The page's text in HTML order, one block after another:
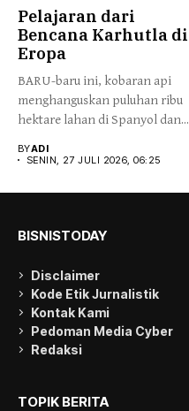
Pelajaran dari
Bencana Karhutla di
Eropa
BARU-baru ini, kobaran api
menghanguskan puluhan ribu
hektare lahan di Spanyol dan...
BYADI
SENIN, 27 JULI 2026, 06:25
BISNISTODAY
Disclaimer
Kode Etik Jurnalistik
Kontak Kami
Pedoman Media Cyber
Redaksi
TOPIK BERITA